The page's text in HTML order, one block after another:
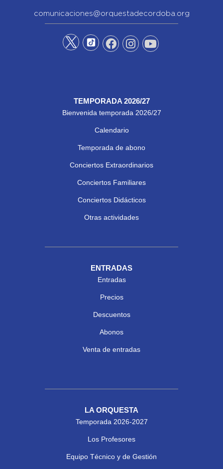
comunicaciones@orquestadecordoba.org
TEMPORADA 2026/27
Bienvenida temporada 2026/27
Calendario
Temporada de abono
Conciertos Extraordinarios
Conciertos Familiares
Conciertos Didácticos
Otras actividades
ENTRADAS
Entradas
Precios
Descuentos
Abonos
Venta de entradas
LA ORQUESTA
Temporada 2026-2027
Los Profesores
Equipo Técnico y de Gestión